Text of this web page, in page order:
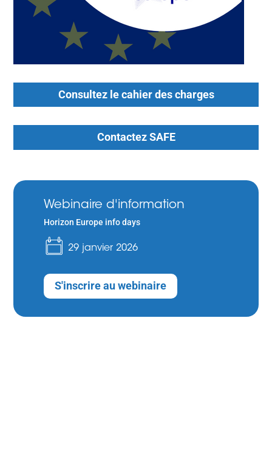
Consultez le cahier des charges
Contactez SAFE
Webinaire d'information
Horizon Europe info days
29 janvier 2026
S'inscrire au webinaire